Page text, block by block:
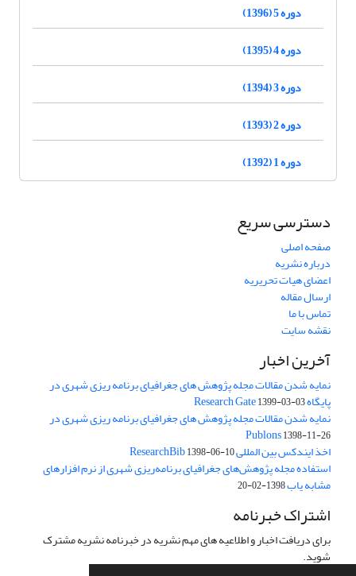
دوره 5 (1396)
دوره 4 (1395)
دوره 3 (1394)
دوره 2 (1393)
دوره 1 (1392)
دسترسی سریع
صفحه اصلی
درباره نشریه
اعضای هیات تحریریه
ارسال مقاله
تماس با ما
نقشه سایت
آخرین اخبار
نمایه شدن مقالات مجله پژوهش های جغرافیای برنامه ریزی شهری در
پایگاه Research Gate1399-03-03
نمایه شدن مقالات مجله پژوهش های جغرافیای برنامه ریزی شهری در
Publons1398-11-26
اخذ ایندکس بین المللی ResearchBib1398-06-10
استفاده مجله پژوهش‌های جغرافیای برنامه‌ریزی شهری از نرم افزارهای
مشابه یاب1398-02-20
اشتراک خبرنامه
برای دریافت اخبار و اطلاعیه های مهم نشریه در خبرنامه نشریه مشترک
شوید.